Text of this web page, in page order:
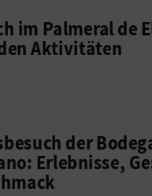
im Palmeral de
Aktivitäten
der
Erlebnisse,